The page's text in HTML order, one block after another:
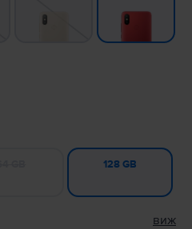
128 GB
виж